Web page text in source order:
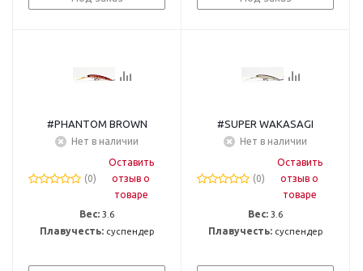
#PHANTOM BROWN
Нет в наличии
(0)
Оставить
отзыв о
товаре
Вес: 3.6
Плавучесть: суспендер
#SUPER WAKASAGI
Нет в наличии
(0)
Оставить
отзыв о
товаре
Вес: 3.6
Плавучесть: суспендер